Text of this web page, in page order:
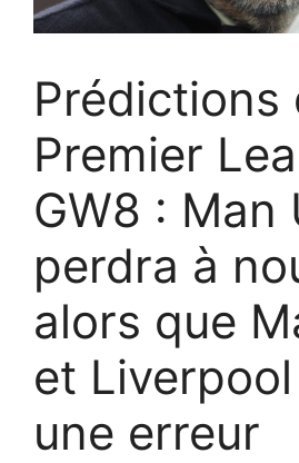
Prédictions
Premier
GW8 : Man
perdra à
alors que
et
une erreur